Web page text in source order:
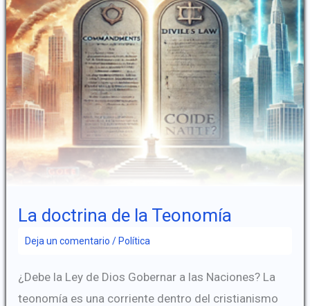
los
Siete
Montes
La doctrina de la Teonomía
Deja un comentario / Política
¿Debe la Ley de Dios Gobernar a las Naciones? La
teonomía es una corriente dentro del cristianismo